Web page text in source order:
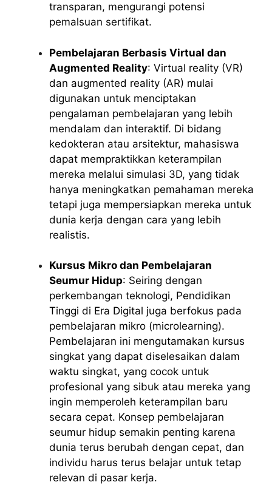
transparan, mengurangi potensi
pemalsuan sertifikat.
Pembelajaran Berbasis Virtual dan
Augmented Reality: Virtual reality (VR)
dan augmented reality (AR) mulai
digunakan untuk menciptakan
pengalaman pembelajaran yang lebih
mendalam dan interaktif. Di bidang
kedokteran atau arsitektur, mahasiswa
dapat mempraktikkan keterampilan
mereka melalui simulasi 3D, yang tidak
hanya meningkatkan pemahaman mereka
tetapi juga mempersiapkan mereka untuk
dunia kerja dengan cara yang lebih
realistis.
Kursus Mikro dan Pembelajaran
Seumur Hidup: Seiring dengan
perkembangan teknologi, Pendidikan
Tinggi di Era Digital juga berfokus pada
pembelajaran mikro (microlearning).
Pembelajaran ini mengutamakan kursus
singkat yang dapat diselesaikan dalam
waktu singkat, yang cocok untuk
profesional yang sibuk atau mereka yang
ingin memperoleh keterampilan baru
secara cepat. Konsep pembelajaran
seumur hidup semakin penting karena
dunia terus berubah dengan cepat, dan
individu harus terus belajar untuk tetap
relevan di pasar kerja.